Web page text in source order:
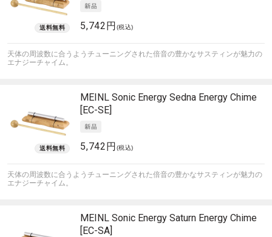
5,742円 (税込)
天体の周波数に合うようチューニングされた倍音の豊かなサスティンが魅力の
エナジーチャイム。
MEINL Sonic Energy Sedna Energy Chime
[EC-SE]
5,742円 (税込)
天体の周波数に合うようチューニングされた倍音の豊かなサスティンが魅力の
エナジーチャイム。
MEINL Sonic Energy Saturn Energy Chime
[EC-SA]